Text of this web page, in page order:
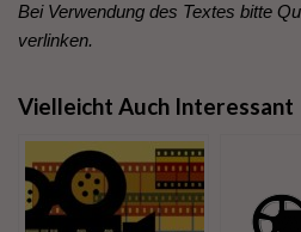
Bei Verwendung des Textes bitte
verlinken.
Vielleicht Auch Interessant